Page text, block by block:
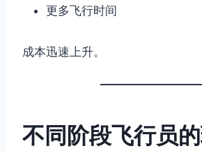
更多飞行时间
成本迅速上升。
不同阶段飞行员